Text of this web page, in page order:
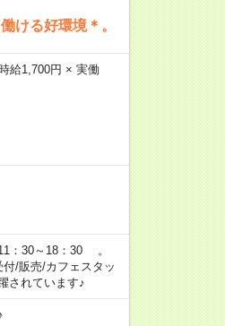
ける好環境＊。
給1,700円 × 実働
：30～18：30 。
/販売/カフェスタッ
されています♪